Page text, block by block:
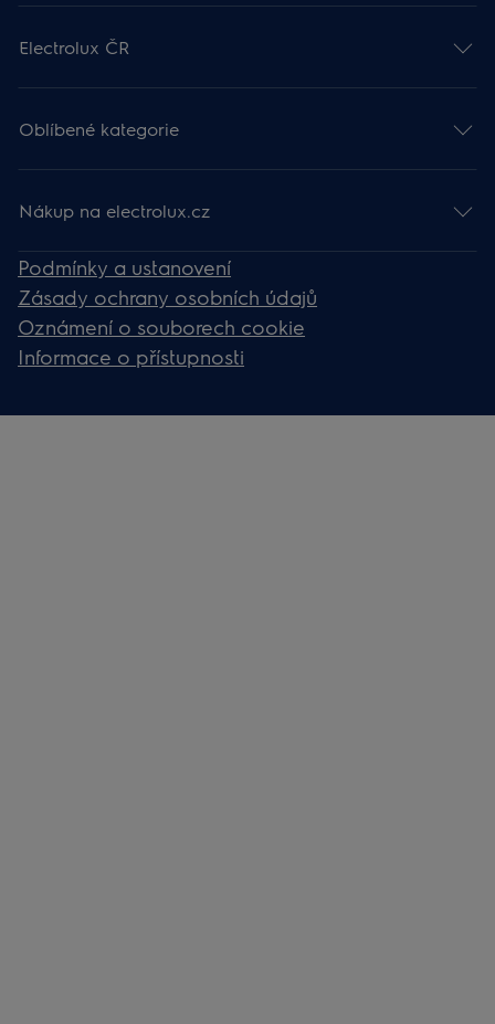
Electrolux ČR
Oblíbené kategorie
Nákup na electrolux.cz
Podmínky a ustanovení
Zásady ochrany osobních údajů
Oznámení o souborech cookie
Informace o přístupnosti